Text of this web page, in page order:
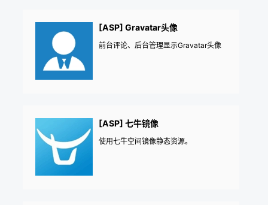
[ASP] Gravatar头像
前台评论、后台管理显示Gravatar头像
[ASP] 七牛镜像
使用七牛空间镜像静态资源。